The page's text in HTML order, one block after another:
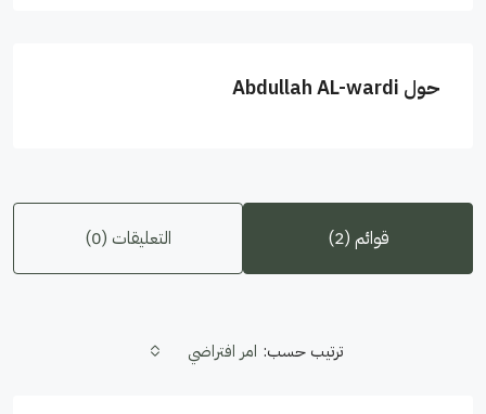
حول Abdullah AL-wardi
قوائم (2) التعليقات (0)
ترتيب حسب: امر افتراضي